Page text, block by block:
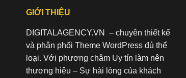
GIỚI THIỆU
DIGITALAGENCY.VN – chuyên thiết kế
và phân phối Theme WordPress đủ thể
loại. Với phương châm Uy tín làm nên
thương hiệu – Sự hài lòng của khách